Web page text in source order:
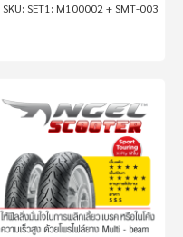
SET1: M100002 + SMT-003